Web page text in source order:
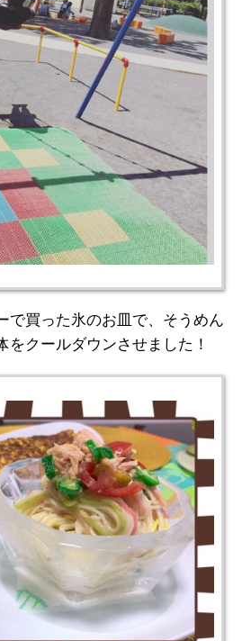
で買った氷のお皿で、そうめん
をクールダウンさせました！